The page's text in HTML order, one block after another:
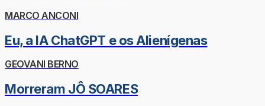
MARCO ANCONI
Eu, a IA ChatGPT e os Alienígenas
GEOVANI BERNO
Morreram JÔ SOARES